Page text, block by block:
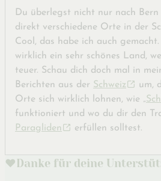
Du überlegst nicht nur nach Bern
direkt verschiedene Orte in der
Cool, das habe ich auch
wirklich ein sehr schönes Land,
teuer. Schau dich doch mal in
Berichten aus der Schweiz
um,
Orte sich wirklich lohnen, wie „
funktioniert und wo du dir den
Paragliden
erfüllen solltest.
♥️Danke für deine